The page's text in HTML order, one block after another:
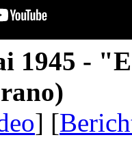
1945 -
] [